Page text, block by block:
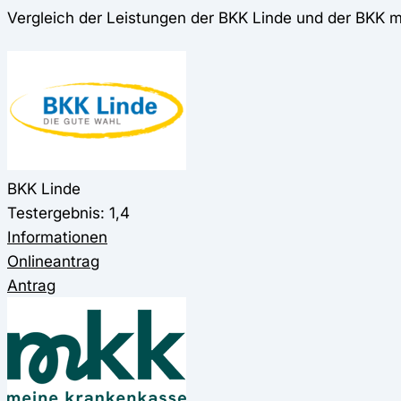
Vergleich der Leistungen der BKK Linde und der BKK
BKK Linde
Testergebnis: 1,4
Informationen
Onlineantrag
Antrag